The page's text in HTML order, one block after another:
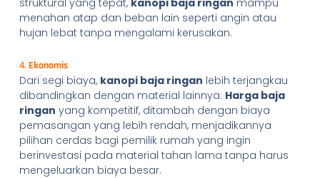
struktural yang tepat, kanopi baja ringan mampu
menahan atap dan beban lain seperti angin atau
hujan lebat tanpa mengalami kerusakan.
4. Ekonomis
Dari segi biaya, kanopi baja ringan lebih terjangkau
dibandingkan dengan material lainnya. Harga baja
ringan yang kompetitif, ditambah dengan biaya
pemasangan yang lebih rendah, menjadikannya
pilihan cerdas bagi pemilik rumah yang ingin
berinvestasi pada material tahan lama tanpa harus
mengeluarkan biaya besar.